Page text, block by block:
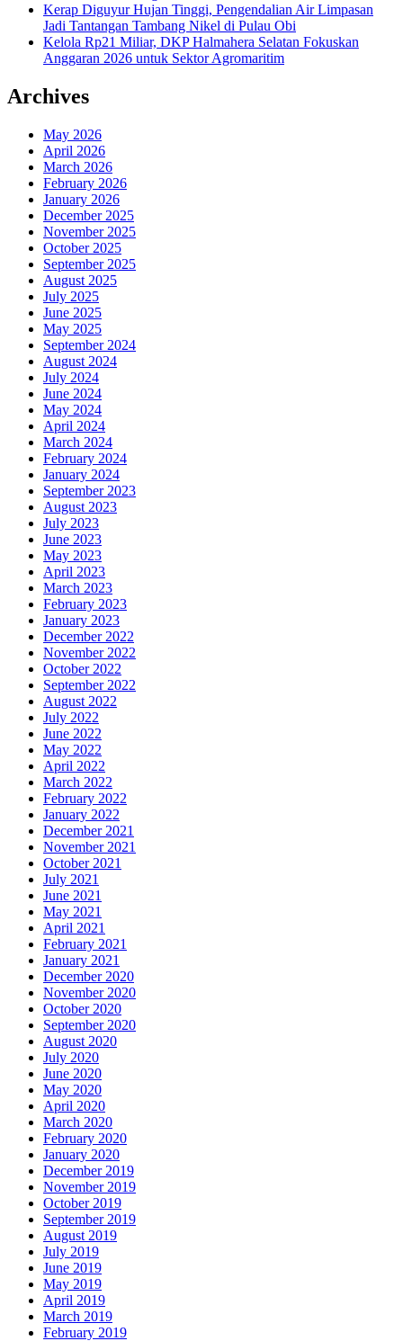
Kerap Diguyur Hujan Tinggi, Pengendalian Air Limpasan
Jadi Tantangan Tambang Nikel di Pulau Obi
Kelola Rp21 Miliar, DKP Halmahera Selatan Fokuskan
Anggaran 2026 untuk Sektor Agromaritim
Archives
May 2026
April 2026
March 2026
February 2026
January 2026
December 2025
November 2025
October 2025
September 2025
August 2025
July 2025
June 2025
May 2025
September 2024
August 2024
July 2024
June 2024
May 2024
April 2024
March 2024
February 2024
January 2024
September 2023
August 2023
July 2023
June 2023
May 2023
April 2023
March 2023
February 2023
January 2023
December 2022
November 2022
October 2022
September 2022
August 2022
July 2022
June 2022
May 2022
April 2022
March 2022
February 2022
January 2022
December 2021
November 2021
October 2021
July 2021
June 2021
May 2021
April 2021
February 2021
January 2021
December 2020
November 2020
October 2020
September 2020
August 2020
July 2020
June 2020
May 2020
April 2020
March 2020
February 2020
January 2020
December 2019
November 2019
October 2019
September 2019
August 2019
July 2019
June 2019
May 2019
April 2019
March 2019
February 2019